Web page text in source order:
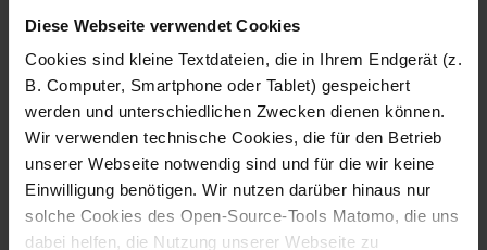
Diese Webseite verwendet Cookies
Cookies sind kleine Textdateien, die in Ihrem Endgerät (z.
B. Computer, Smartphone oder Tablet) gespeichert
werden und unterschiedlichen Zwecken dienen können.
Wir verwenden technische Cookies, die für den Betrieb
unserer Webseite notwendig sind und für die wir keine
Einwilligung benötigen. Wir nutzen darüber hinaus nur
solche Cookies des Open-Source-Tools Matomo, die uns
dabei helfen, die Nutzung unserer Webseite zu
Fotografo: Lorenz
Sternbach
Download
Fotografo: Lorenz
Sternbach
Download